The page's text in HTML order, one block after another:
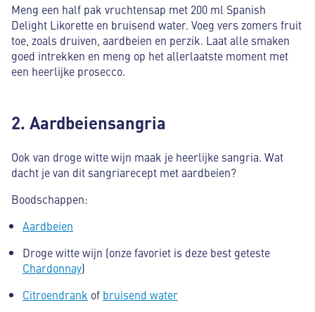
Meng een half pak vruchtensap met 200 ml Spanish
Delight Likorette en bruisend water. Voeg vers zomers fruit
toe, zoals druiven, aardbeien en perzik. Laat alle smaken
goed intrekken en meng op het allerlaatste moment met
een heerlijke prosecco.
2. Aardbeiensangria
Ook van droge witte wijn maak je heerlijke sangria. Wat
dacht je van dit sangriarecept met aardbeien?
Boodschappen:
Aardbeien
Droge witte wijn (onze favoriet is deze best geteste
Chardonnay)
Citroendrank of bruisend water